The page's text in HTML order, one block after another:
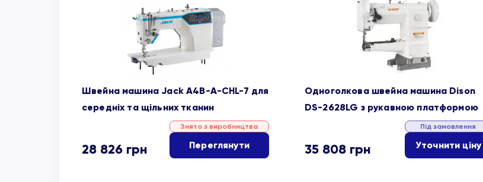
Швейна машина Jack A4B-A-CHL-7 для
середніх та щільних тканин
28 826 грн
Знято з виробництва
Переглянути
Одноголкова швейна машина Dison
DS-2628LG з рукавною платформою
35 808 грн
Під замовлення
Уточнити ціну